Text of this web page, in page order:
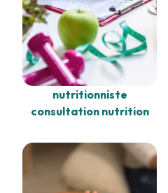
nutritionniste
consultation nutrition